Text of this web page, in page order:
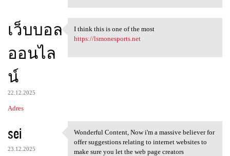
เว็บบอล
ออนไล
น์
22.12.2025
Adres
I think this is one of the
I think this is one of the most
https://lsmonesports.net
sei
23.12.2025
Wonderful Content, Now i'm a
Wonderful Content, Now i'm a massive believer for
offer suggestions relating to internet websites to
make sure you let the web page creators